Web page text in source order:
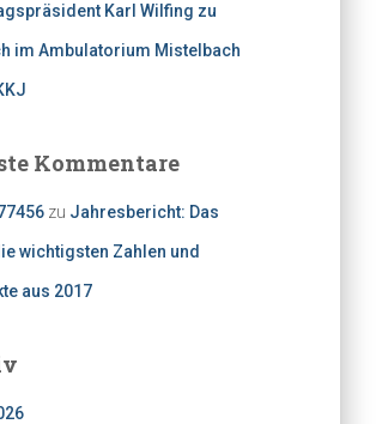
Karl Wilfing zu
im Ambulatorium Mistelbach
Kommentare
zu Jahresbericht: Das
wichtigsten Zahlen und
aus 2017